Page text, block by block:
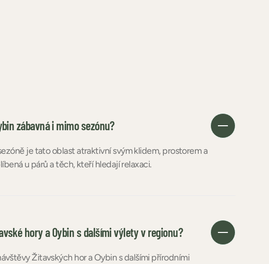
zábavná i mimo sezónu?
je tato oblast atraktivní svým klidem, prostorem a
u párů a těch, kteří hledají relaxaci.
hory a Oybin s dalšími výlety v regionu?
Žitavských hor a Oybin s dalšími přírodními